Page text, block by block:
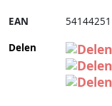
EAN
Delen